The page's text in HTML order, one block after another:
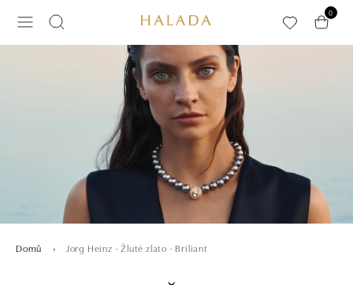
0
Domů Jorg Heinz - Žluté zlato - Briliant